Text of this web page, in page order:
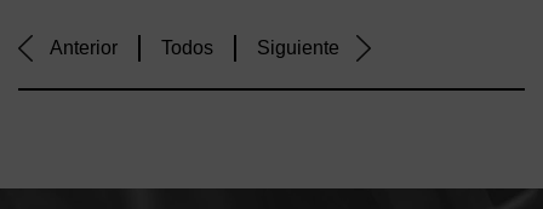
Anterior Todos Siguiente